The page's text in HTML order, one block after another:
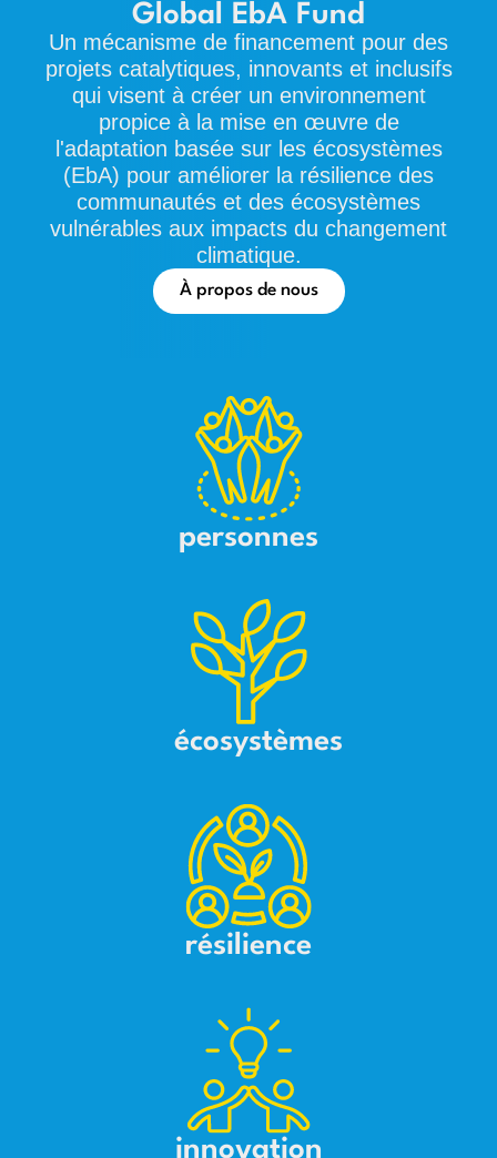
Global EbA Fund
Un mécanisme de financement pour des
projets catalytiques, innovants et inclusifs
qui visent à créer un environnement
propice à la mise en œuvre de
l'adaptation basée sur les écosystèmes
(EbA) pour améliorer la résilience des
communautés et des écosystèmes
vulnérables aux impacts du changement
climatique.
À propos de nous
personnes
écosystèmes
résilience
innovation